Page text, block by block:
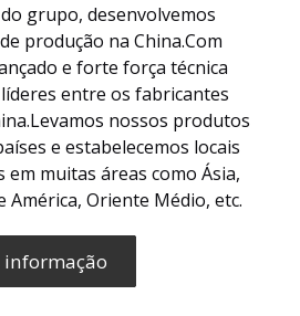
grupo, desenvolvemos
produção na China.Com
e forte força técnica
entre os fabricantes
nossos produtos
e estabelecemos locais
em muitas áreas como Ásia,
América, Oriente Médio, etc.